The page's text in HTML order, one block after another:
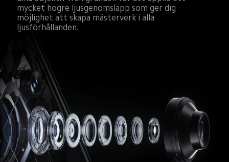
mycket högre ljusgenomsläpp som ger dig
möjlighet att skapa mästerverk i alla
ljusförhållanden.